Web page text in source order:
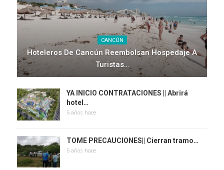
CANCÚN
Hoteleros De Cancún Reembolsan Hospedaje A
Turistas…
YA INICIO CONTRATACIONES || Abrirá
hotel…
5 años hace
TOME PRECAUCIONES|| Cierran tramo…
5 años hace